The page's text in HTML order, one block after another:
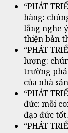
“PHÁT
hàng:
lắng nghe
thiện bản
“PHÁT
lượng:
trường
của nhà
“PHÁT
đức: mỗi
đạo đức tốt.
“PHÁT